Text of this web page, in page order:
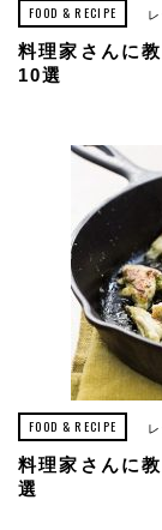
FOOD & RECIPE
料理家さんに
10選
FOOD & RECIPE
料理家さんに
選